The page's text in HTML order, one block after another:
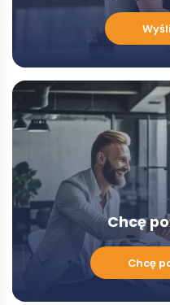
porozmawiać
Doradcą
-
Modal
Chcę
Chcę
Chcę